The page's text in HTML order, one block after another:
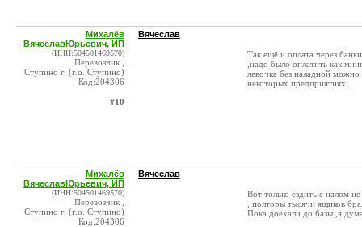
Михалёв
ВячеславЮрьевич, ИП
(ИНН:504501469570)
Перевозчик ,
Ступино г. (г.о. Ступино)
Код:204306
#10
Вячеслав
Так ещё и оплата через
,надо было оплатить как
левочка без наладной
некоторых предприятиях .
Михалёв
ВячеславЮрьевич, ИП
(ИНН:504501469570)
Перевозчик ,
Ступино г. (г.о. Ступино)
Код:204306
Вячеслав
Вот только ездить с налом
, полторы тысячи ящиков
Пока доехали до базы ,я